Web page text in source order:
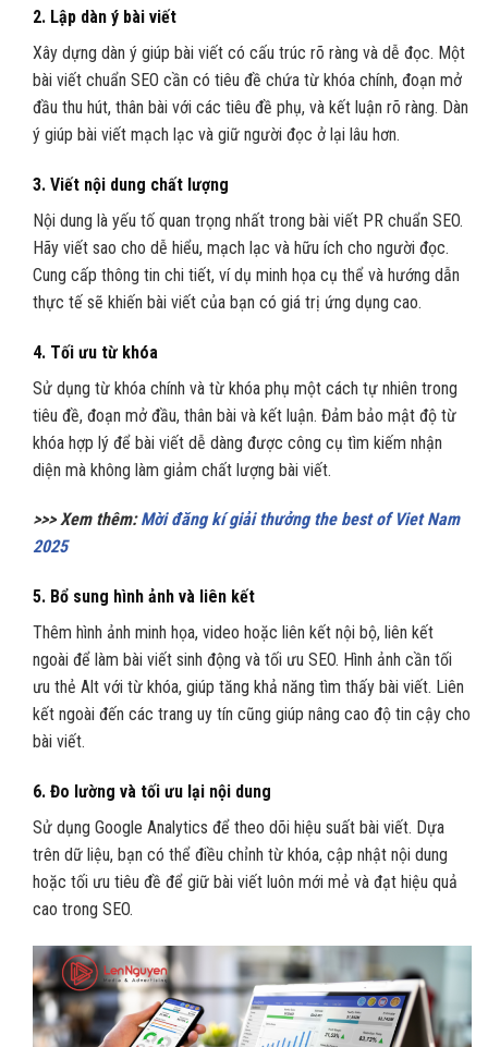
2. Lập dàn ý bài viết
Xây dựng dàn ý giúp bài viết có cấu trúc rõ ràng và dễ đọc. Một
bài viết chuẩn SEO cần có tiêu đề chứa từ khóa chính, đoạn mở
đầu thu hút, thân bài với các tiêu đề phụ, và kết luận rõ ràng. Dàn
ý giúp bài viết mạch lạc và giữ người đọc ở lại lâu hơn.
3. Viết nội dung chất lượng
Nội dung là yếu tố quan trọng nhất trong bài viết PR chuẩn SEO.
Hãy viết sao cho dễ hiểu, mạch lạc và hữu ích cho người đọc.
Cung cấp thông tin chi tiết, ví dụ minh họa cụ thể và hướng dẫn
thực tế sẽ khiến bài viết của bạn có giá trị ứng dụng cao.
4. Tối ưu từ khóa
Sử dụng từ khóa chính và từ khóa phụ một cách tự nhiên trong
tiêu đề, đoạn mở đầu, thân bài và kết luận. Đảm bảo mật độ từ
khóa hợp lý để bài viết dễ dàng được công cụ tìm kiếm nhận
diện mà không làm giảm chất lượng bài viết.
>>> Xem thêm: Mời đăng kí giải thưởng the best of Viet Nam
2025
5. Bổ sung hình ảnh và liên kết
Thêm hình ảnh minh họa, video hoặc liên kết nội bộ, liên kết
ngoài để làm bài viết sinh động và tối ưu SEO. Hình ảnh cần tối
ưu thẻ Alt với từ khóa, giúp tăng khả năng tìm thấy bài viết. Liên
kết ngoài đến các trang uy tín cũng giúp nâng cao độ tin cậy cho
bài viết.
6. Đo lường và tối ưu lại nội dung
Sử dụng Google Analytics để theo dõi hiệu suất bài viết. Dựa
trên dữ liệu, bạn có thể điều chỉnh từ khóa, cập nhật nội dung
hoặc tối ưu tiêu đề để giữ bài viết luôn mới mẻ và đạt hiệu quả
cao trong SEO.